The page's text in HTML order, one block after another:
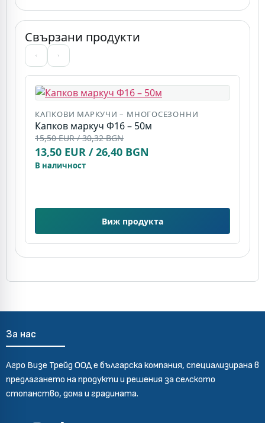
Свързани продукти
КАПКОВИ МАРКУЧИ – МНОГОСЕЗОННИ
Капков маркуч Ф16 – 50м
15,50 EUR / 30,32 BGN
13,50 EUR / 26,40 BGN
В наличност
Виж продукта
За нас
Агро Визе Трейд ООД е българска компания, специализирана в
предлагането на продукти и решения за селското
стопанство, дома и градината.